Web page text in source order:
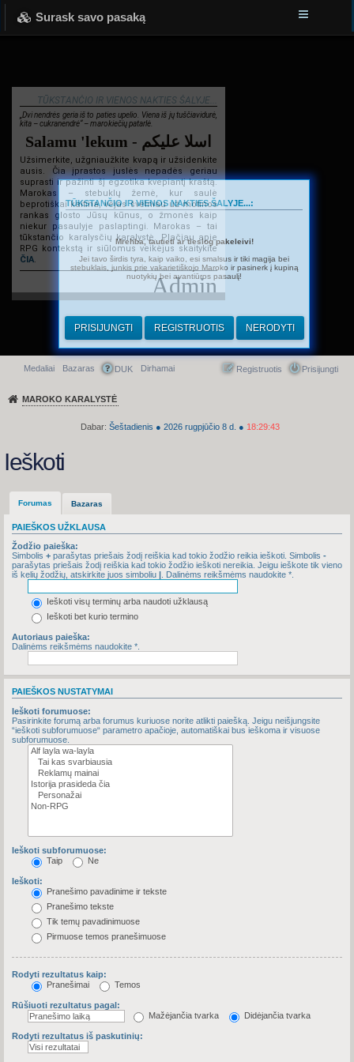
Surask savo pasaką
TŪKSTANČIO IR VIENOS NAKTIES ŠALYJE...
„Dvi nendrės geria iš to paties upelio. Viena iš jų tuščiavidurė,
kita – cukranendrė“ – marokiečių patarlė.
Salamu 'lekum - اسلا عليكم
Užsimerkite, užgniaužkite kvapą ir užsidenkite
ausis. Čia įprastos juslės nepadės geriau
suprasti ir pažinti šį egzotika kvepiantį kraštą.
Marokas – stebuklų žemė, kur saulė
beprotiškai kaitina, vėjas švelniau už motinos
rankas glosto Jūsų kūnus, o žmonės kaip
niekur pasaulyje paslaptingi. Marokas – tai
tūkstančio karalysčių karalystė. Plačiau apie
RPG kontekstą ir siūlomus veikėjus skaitykite
ČIA.
Admin
Greitasis meniu
Medaliai Bazaras DUK Dirhamai Prisijungti
Registruotis
MAROKO KARALYSTĖ
Dabar: Šeštadienis ● 2026 rugpjūčio 8 d. ● 18:29:43
TŪKSTANČIO IR VIENOS NAKTIES ŠALYJE...:
Mrehba, tautieti ar tiesiog pakeleivi!
Jei tavo širdis tyra, kaip vaiko, esi smalsus ir tiki magija bei
stebuklais, junkis prie vakarietiškojo Maroko ir pasinerk į kupiną
nuotykių bei avantiūros pasaulį!
PRISIJUNGTI REGISTRUOTIS NERODYTI
Ieškoti
Forumas Bazaras
PAIEŠKOS UŽKLAUSA
Žodžio paieška:
Simbolis + parašytas priešais žodį reiškia kad tokio žodžio reikia ieškoti. Simbolis -
parašytas priešais žodį reiškia kad tokio žodžio ieškoti nereikia. Jeigu ieškote tik vieno
iš kelių žodžių, atskirkite juos simboliu | . Dalinėms reikšmėms naudokite *.
Ieškoti visų terminų arba naudoti užklausą
Ieškoti bet kurio termino
Autoriaus paieška:
Dalinėms reikšmėms naudokite *.
PAIEŠKOS NUSTATYMAI
Ieškoti forumuose:
Pasirinkite forumą arba forumus kuriuose norite atlikti paiešką. Jeigu neišjungsite
“ieškoti subforumuose“ parametro apačioje, automatiškai bus ieškoma ir visuose
subforumuose.
Ieškoti subforumuose:
Taip
Ne
Ieškoti:
Pranešimo pavadinime ir tekste
Pranešimo tekste
Tik temų pavadinimuose
Pirmuose temos pranešimuose
Rodyti rezultatus kaip:
Pranešimai
Temos
Rūšiuoti rezultatus pagal:
Mažėjančia tvarka
Didėjančia tvarka
Rodyti rezultatus iš paskutinių: